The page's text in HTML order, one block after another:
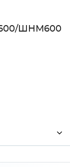
ШНМ600